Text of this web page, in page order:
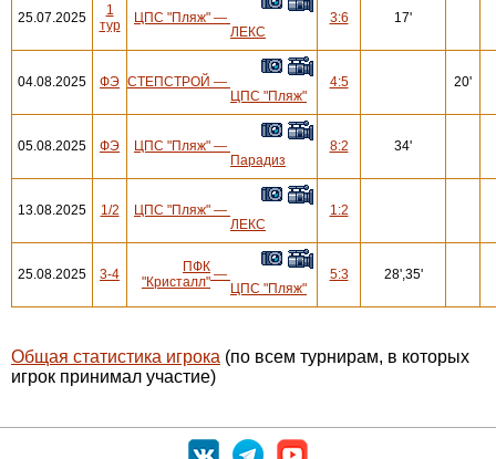
25.07.2025
1
тур
ЦПС "Пляж" —
ЛЕКС
3:6 17'
04.08.2025 ФЭ СТЕПСТРОЙ —
ЦПС "Пляж"
4:5 20'
05.08.2025 ФЭ ЦПС "Пляж" —
Парадиз
8:2 34'
13.08.2025 1/2 ЦПС "Пляж" —
ЛЕКС
1:2
25.08.2025 3-4
ПФК
"Кристалл" —
ЦПС "Пляж"
5:3 28',35'
Общая статистика игрока (по всем турнирам, в которых
игрок принимал участие)